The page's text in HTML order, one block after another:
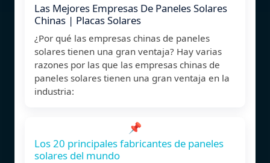
Las Mejores Empresas De Paneles Solares
Chinas | Placas Solares
¿Por qué las empresas chinas de paneles
solares tienen una gran ventaja? Hay varias
razones por las que las empresas chinas de
paneles solares tienen una gran ventaja en la
industria:
📌
Los 20 principales fabricantes de paneles
solares del mundo